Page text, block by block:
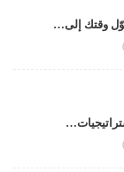
وقتك إلى…